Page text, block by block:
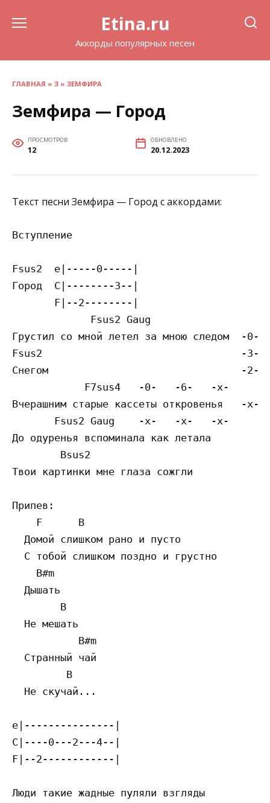
Etina.ru
Аккорды популярных песен
ГЛАВНАЯ » З » ЗЕМФИРА
Земфира — Город
ПРОСМОТРОВ
12
ОБНОВЛЕНО
20.12.2023
Текст песни Земфира — Город с аккордами:
Вступление
Fsus2  e|-----0-----|
Город  C|--------3--|
       F|--2--------|
             Fsus2 Gaug
Грустил со мной летел за мною следом  -
Fsus2                                 -3-
Снегом                                -2-
            F7sus4   -0-   -6-   -x-
Вчерашним старые кассеты откровенья
       Fsus2 Gaug    -x-   -x-   -x-
До одуренья вспоминала как летала
        Bsus2
Твои картинки мне глаза сожгли
Припев:
    F      B
  Домой слишком рано и пусто
  С тобой слишком поздно и грустно
    B#m
  Дышать
        B
  Не мешать
           B#m
  Странный чай
         B
  Не скучай...
e|---------------|
C|----0---2---4--|
F|--2------------|
Люди такие жадные пуляли взгляды